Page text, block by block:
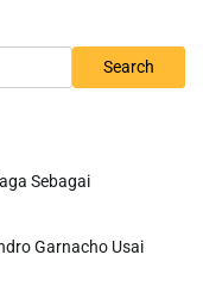
Search
Sebagai
Garnacho Usai